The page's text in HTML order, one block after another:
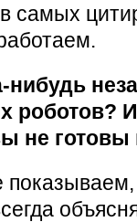
самых
роботов?
не